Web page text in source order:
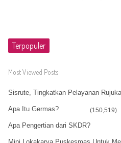
Terpopuler
Most Viewed Posts
Sisrute, Tingkatkan Pelayanan
Apa Itu Germas? (150,519)
Apa Pengertian dari SKDR?